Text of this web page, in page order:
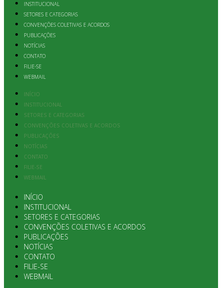
INSTITUCIONAL
SETORES E CATEGORIAS
CONVENÇÕES COLETIVAS E ACORDOS
PUBLICAÇÕES
NOTÍCIAS
CONTATO
FILIE-SE
WEBMAIL
INÍCIO
INSTITUCIONAL
SETORES E CATEGORIAS
CONVENÇÕES COLETIVAS E ACORDOS
PUBLICAÇÕES
NOTÍCIAS
CONTATO
FILIE-SE
WEBMAIL
INÍCIO
INSTITUCIONAL
SETORES E CATEGORIAS
CONVENÇÕES COLETIVAS E ACORDOS
PUBLICAÇÕES
NOTÍCIAS
CONTATO
FILIE-SE
WEBMAIL